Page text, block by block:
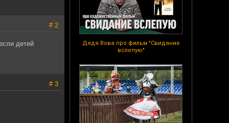
Дядя Вова про фильм "Свидание
вслепую"
# 2
детей
# 3